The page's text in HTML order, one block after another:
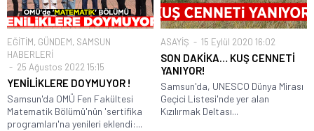
EĞİTİM, GÜNDEM, SAMSUN
HABERLERİ
25 Ağustos 2022 15:15
YENİLİKLERE DOYMUYOR !
Samsun'da OMÜ Fen Fakültesi
Matematik Bölümü'nün 'sertifika
programları'na yenileri eklendi:...
ASAYİŞ 15 Eylül 2020 16:02
SON DAKİKA… KUŞ CENNETİ
YANIYOR!
Samsun'da, UNESCO Dünya Mirası
Geçici Listesi'nde yer alan
Kızılırmak Deltası...